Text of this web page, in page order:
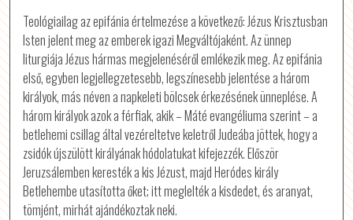
Teológiailag az epifánia értelmezése a következő: Jézus Krisztusban
Isten jelent meg az emberek igazi Megváltójaként. Az ünnep
liturgiája Jézus hármas megjelenéséről emlékezik meg. Az epifánia
első, egyben legjellegzetesebb, legszínesebb jelentése a három
királyok, más néven a napkeleti bölcsek érkezésének ünneplése. A
három királyok azok a férfiak, akik – Máté evangéliuma szerint – a
betlehemi csillag által vezéreltetve keletről Judeába jöttek, hogy a
zsidók újszülött királyának hódolatukat kifejezzék. Először
Jeruzsálemben keresték a kis Jézust, majd Heródes király
Betlehembe utasította őket; itt meglelték a kisdedet, és aranyat,
tömjént, mirhát ajándékoztak neki.